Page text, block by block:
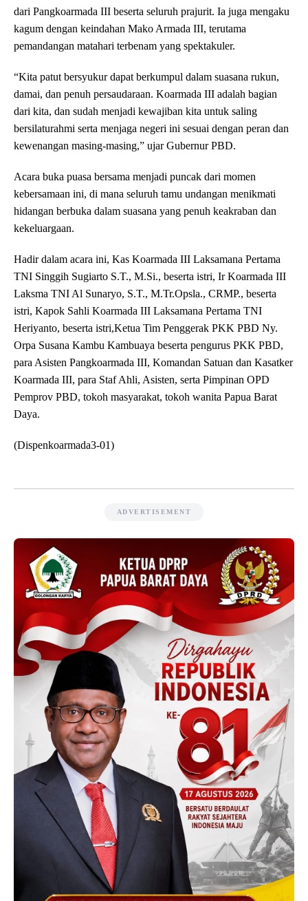
dari Pangkoarmada III beserta seluruh prajurit. Ia juga mengaku
kagum dengan keindahan Mako Armada III, terutama
pemandangan matahari terbenam yang spektakuler.
“Kita patut bersyukur dapat berkumpul dalam suasana rukun,
damai, dan penuh persaudaraan. Koarmada III adalah bagian
dari kita, dan sudah menjadi kewajiban kita untuk saling
bersilaturahmi serta menjaga negeri ini sesuai dengan peran dan
kewenangan masing-masing,” ujar Gubernur PBD.
Acara buka puasa bersama menjadi puncak dari momen
kebersamaan ini, di mana seluruh tamu undangan menikmati
hidangan berbuka dalam suasana yang penuh keakraban dan
kekeluargaan.
Hadir dalam acara ini, Kas Koarmada III Laksamana Pertama
TNI Singgih Sugiarto S.T., M.Si., beserta istri, Ir Koarmada III
Laksma TNI Al Sunaryo, S.T., M.Tr.Opsla., CRMP., beserta
istri, Kapok Sahli Koarmada III Laksamana Pertama TNI
Heriyanto, beserta istri,Ketua Tim Penggerak PKK PBD Ny.
Orpa Susana Kambu Kambuaya beserta pengurus PKK PBD,
para Asisten Pangkoarmada III, Komandan Satuan dan Kasatker
Koarmada III, para Staf Ahli, Asisten, serta Pimpinan OPD
Pemprov PBD, tokoh masyarakat, tokoh wanita Papua Barat
Daya.
(Dispenkoarmada3-01)
ADVERTISEMENT